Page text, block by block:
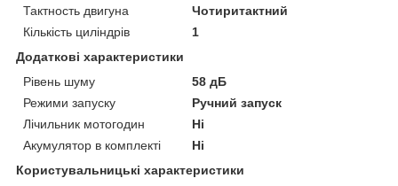
Тактность двигуна
Чотиритактний
Кількість циліндрів
1
Додаткові характеристики
Рівень шуму
58 дБ
Режими запуску
Ручний запуск
Лічильник мотогодин
Ні
Акумулятор в комплекті
Ні
Користувальницькі характеристики